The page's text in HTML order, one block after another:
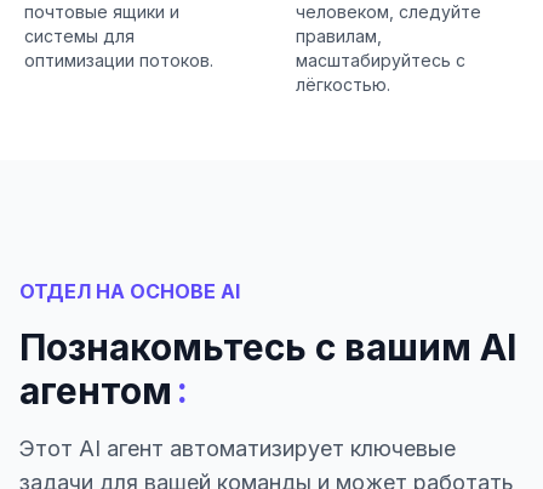
почтовые ящики и
системы для
оптимизации потоков.
человеком, следуйте
правилам,
масштабируйтесь с
лёгкостью.
ОТДЕЛ НА ОСНОВЕ AI
Познакомьтесь с вашим AI
агентом :
Этот AI агент автоматизирует ключевые
задачи для вашей команды и может работать